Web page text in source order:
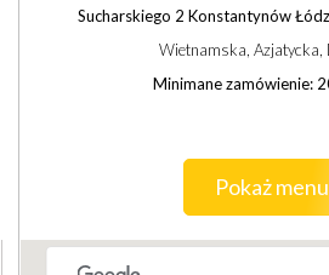
Sucharskiego 2 Konstantynów
Wietnamska, Azjatycka,
Minimane zamówienie:
Pokaż menu